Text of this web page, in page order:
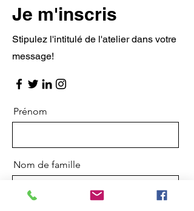
Je m'inscris
Stipulez l'intitulé de l'atelier dans votre
message!
Prénom
Nom de famille